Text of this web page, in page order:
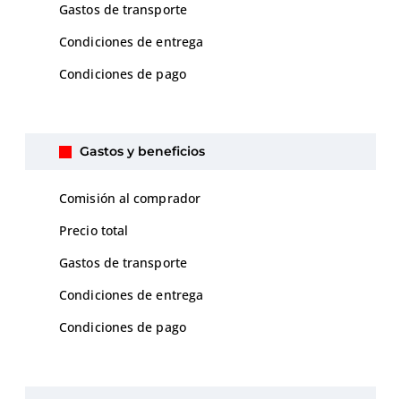
Gastos de transporte
Condiciones de entrega
Condiciones de pago
Gastos y beneficios
Comisión al comprador
Precio total
Gastos de transporte
Condiciones de entrega
Condiciones de pago